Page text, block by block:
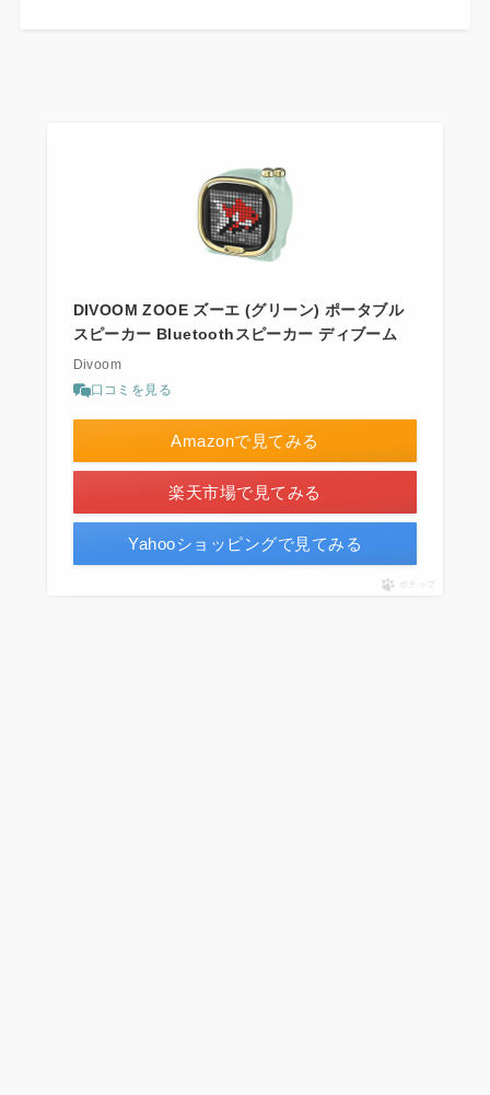
DIVOOM ZOOE ズーエ (グリーン) ポータブル
スピーカー Bluetoothスピーカー ディブーム
Divoom
口コミを見る
Amazonで見てみる
楽天市場で見てみる
Yahooショッピングで見てみる
ポチップ